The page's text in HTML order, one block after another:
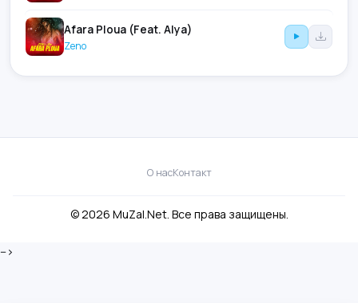
Afara Ploua (Feat. Alya)
Zeno
О насКонтакт
© 2026 MuZal.Net. Все права защищены.
-->